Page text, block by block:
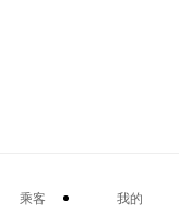
乘客 我的